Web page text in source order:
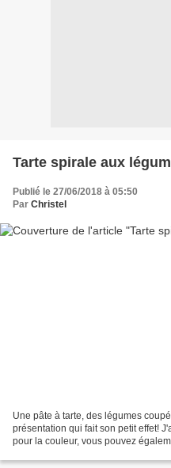
Tarte spirale aux
Publié le 27/06/2018 à 05:50
Par Christel
Une pâte à tarte, des légumes
présentation qui fait son petit effet!
pour la couleur, vous pouvez